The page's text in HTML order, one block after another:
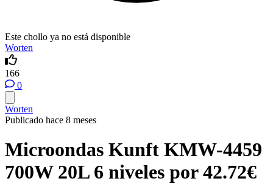
Este chollo ya no está disponible
Worten
166
0
Worten
Publicado hace 8 meses
Microondas Kunft KMW-4459
700W 20L 6 niveles por 42.72€